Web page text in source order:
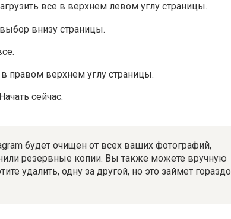
все в верхнем левом углу страницы.
внизу страницы.
правом верхнем углу страницы.
сейчас.
будет очищен от всех ваших фотографий,
резервные копии. Вы также можете вручную
удалить, одну за другой, но это займет гораздо